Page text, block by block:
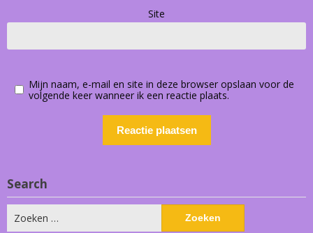
Site
Mijn naam, e-mail en site in deze browser opslaan voor de
volgende keer wanneer ik een reactie plaats.
Search
naar: